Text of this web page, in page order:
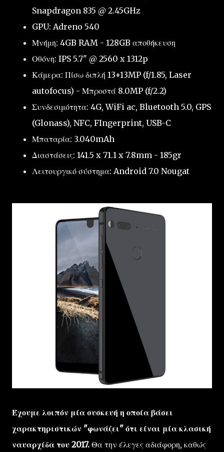
Snapdragon 835 @ 2.45GHz
GPU: Adreno 540
Μνήμη: 4GB RAM - 128GB αποθήκευση
Οθόνη: IPS 5.7" @ 2560 x 1312p
Κάμερα: Πίσω διπλή 13+13MP (f/1.85, Laser
autofocus) - Μπροστά 8.0MP (f/2.2)
Συνδεσιμότητα: 4G, WiFi ac, Bluetooth 5.0, GPS
(Glonass), NFC, FIngerprint, USB-C
Μπαταρία: 3.040mAh
Διαστάσεις: 141.5 x 71.1 x 7.8mm - 185gr
Λειτουργικό σύστημα: Android 7.0 Nougat
Έχουμε λοιπόν μία συσκευή η οποία βάσει
χαρακτηριστικών "φωνάζει" ότι είναι μία κλασική
ναυαρχίδα του 2017. Θα την έλεγες αδιάφορη, καθώς